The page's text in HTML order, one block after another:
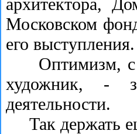
Московском
его выступления.
Оптимизм, с
художник, -
деятельности.
Так держать